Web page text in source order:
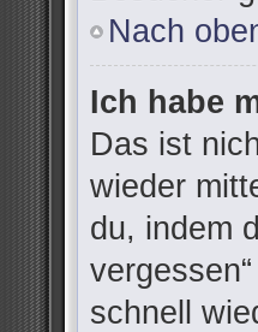
Nach
Ich habe
Das ist
wieder
du, indem
schnell